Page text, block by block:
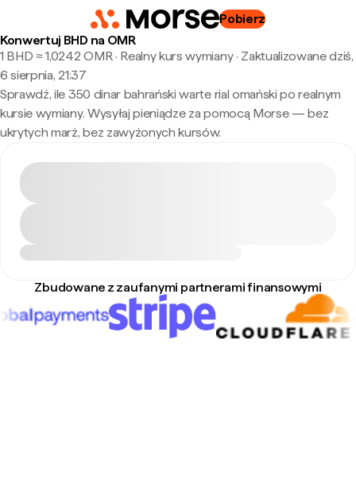
Pobierz
Konwertuj BHD na OMR
1 BHD ≈ 1,0242 OMR · Realny kurs wymiany· Zaktualizowane dziś,
6 sierpnia, 21:37
Sprawdź, ile 350 dinar bahrański warte rial omański po realnym
kursie wymiany. Wysyłaj pieniądze za pomocą Morse — bez
ukrytych marż, bez zawyżonych kursów.
Zbudowane z zaufanymi partnerami finansowymi